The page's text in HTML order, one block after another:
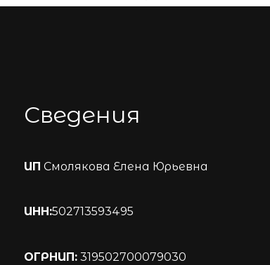
Сведения
ИП Смолякова Елена Юрьевна
ИНН:502713593495
ОГРНИП:319502700079030